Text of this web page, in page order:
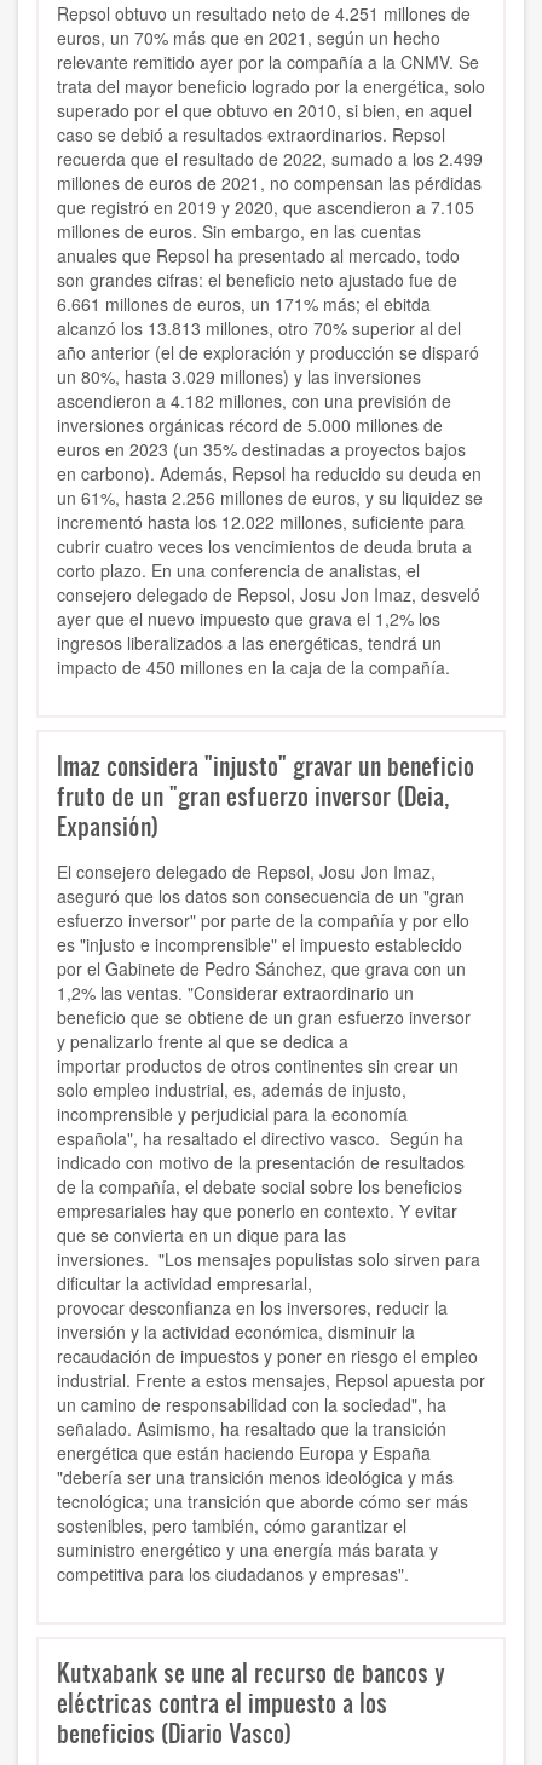
Repsol obtuvo un resultado neto de 4.251 millones de
euros, un 70% más que en 2021, según un hecho
relevante remitido ayer por la compañía a la CNMV. Se
trata del mayor beneficio logrado por la energética, solo
superado por el que obtuvo en 2010, si bien, en aquel
caso se debió a resultados extraordinarios. Repsol
recuerda que el resultado de 2022, sumado a los 2.499
millones de euros de 2021, no compensan las pérdidas
que registró en 2019 y 2020, que ascendieron a 7.105
millones de euros. Sin embargo, en las cuentas
anuales que Repsol ha presentado al mercado, todo
son grandes cifras: el beneficio neto ajustado fue de
6.661 millones de euros, un 171% más; el ebitda
alcanzó los 13.813 millones, otro 70% superior al del
año anterior (el de exploración y producción se disparó
un 80%, hasta 3.029 millones) y las inversiones
ascendieron a 4.182 millones, con una previsión de
inversiones orgánicas récord de 5.000 millones de
euros en 2023 (un 35% destinadas a proyectos bajos
en carbono). Además, Repsol ha reducido su deuda en
un 61%, hasta 2.256 millones de euros, y su liquidez se
incrementó hasta los 12.022 millones, suficiente para
cubrir cuatro veces los vencimientos de deuda bruta a
corto plazo. En una conferencia de analistas, el
consejero delegado de Repsol, Josu Jon Imaz, desveló
ayer que el nuevo impuesto que grava el 1,2% los
ingresos liberalizados a las energéticas, tendrá un
impacto de 450 millones en la caja de la compañía.
Imaz considera "injusto" gravar un beneficio
fruto de un "gran esfuerzo inversor (Deia,
Expansión)
El consejero delegado de Repsol, Josu Jon Imaz,
aseguró que los datos son consecuencia de un "gran
esfuerzo inversor" por parte de la compañía y por ello
es "injusto e incomprensible" el impuesto establecido
por el Gabinete de Pedro Sánchez, que grava con un
1,2% las ventas. "Considerar extraordinario un
beneficio que se obtiene de un gran esfuerzo inversor
y penalizarlo frente al que se dedica a
importar productos de otros continentes sin crear un
solo empleo industrial, es, además de injusto,
incomprensible y perjudicial para la economía
española", ha resaltado el directivo vasco. Según ha
indicado con motivo de la presentación de resultados
de la compañía, el debate social sobre los beneficios
empresariales hay que ponerlo en contexto. Y evitar
que se convierta en un dique para las
inversiones. "Los mensajes populistas solo sirven para
dificultar la actividad empresarial,
provocar desconfianza en los inversores, reducir la
inversión y la actividad económica, disminuir la
recaudación de impuestos y poner en riesgo el empleo
industrial. Frente a estos mensajes, Repsol apuesta por
un camino de responsabilidad con la sociedad", ha
señalado. Asimismo, ha resaltado que la transición
energética que están haciendo Europa y España
"debería ser una transición menos ideológica y más
tecnológica; una transición que aborde cómo ser más
sostenibles, pero también, cómo garantizar el
suministro energético y una energía más barata y
competitiva para los ciudadanos y empresas".
Kutxabank se une al recurso de bancos y
eléctricas contra el impuesto a los
beneficios (Diario Vasco)